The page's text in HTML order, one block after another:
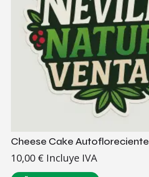
Cheese Cake Autofloreciente
10,00 € Incluye IVA